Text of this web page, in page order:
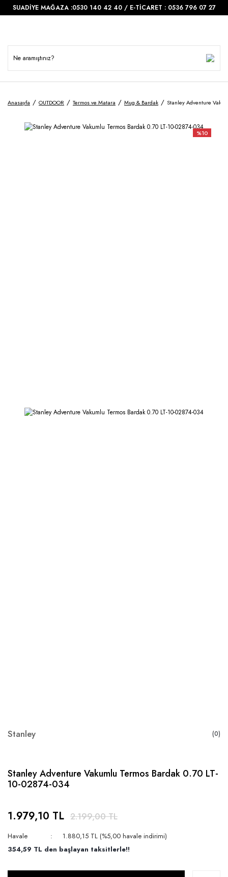
SUADİYE MAĞAZA :0530 140 42 40 / E-TİCARET : 0536 796 07 27
Anasayfa OUTDOOR Termos ve Matara Mug & Bardak Stanley Adventure
%10
Stanley (0)
Stanley Adventure Vakumlu Termos Bardak 0.70 LT-
10-02874-034
1.979,10 TL 2.199,00 TL
Havale
1.880,15 TL (%5,00 havale indirimi)
354,59 TL den başlayan taksitlerle!!